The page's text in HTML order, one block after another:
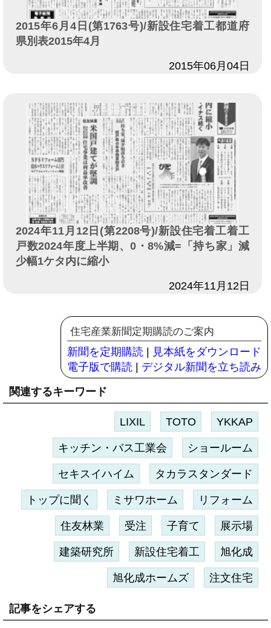
2015年6月4日(第1763号)/新設住宅着工都道府
県別表2015年4月
2015年06月04日
2024年11月12日(第2208号)/新設住宅着工着工
戸数2024年度上半期、0・8%減=「持ち家」減
少幅1ケタ内に縮小
2024年11月12日
住宅産業新聞定期購読のご案内
新聞を定期購読 | 見本紙をダウンロード
電子版で購読 | デジタル新聞を立ち読み
関連するキーワード
LIXIL TOTO YKKAP
キッチン・バス工業会 ショールーム
セキスイハイム タカラスタンダード
トップに聞く ミサワホーム リフォーム
住友林業 受注 子育て 展示場
建築研究所 新設住宅着工 旭化成
旭化成ホームズ 注文住宅
記事をシェアする